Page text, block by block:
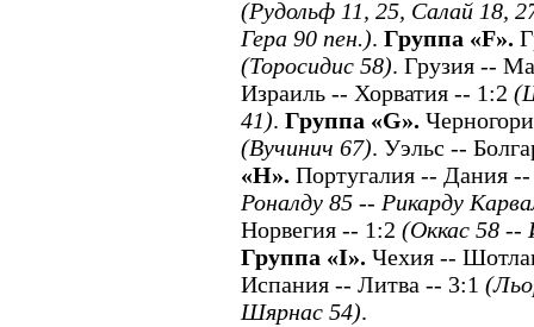
(Рудольф 11, 25, Салай 18,
Гера 90 пен.). Группа «F».
(Торосидис 58). Грузия --
Израиль -- Хорватия -- 1:2
41). Группа «G».
(Вучинич 67). Уэльс --
«H». Португалия -- Дания
Роналду 85 -- Рикарду
Норвегия -- 1:2 (Оккас 58 --
Группа «I». Чехия --
Испания -- Литва -- 3:1
Шярнас 54).